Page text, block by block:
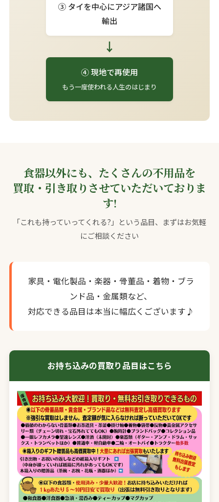
③ タイを中心にアジア諸国へ
輸出
↓
④ 現地で再使用
もう一度使われる人生のはじまり
食器以外にも、たくさんの不用品を
買取・引き取りさせていただいておりま
す!
「これも持っていってくれる?」という品目、まずはお気軽
にご相談ください
家具・電化製品・楽器・骨董品・着物・ブラ
ンド品・金属類など、
対応できる品目は本当に幅広くございます♪
お持ち込みの買取り品目はこちら